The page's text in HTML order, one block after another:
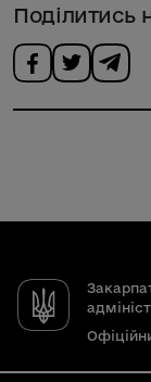
Поділитись